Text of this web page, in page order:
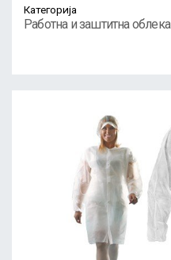
Категорија
Работна и заштитна облека